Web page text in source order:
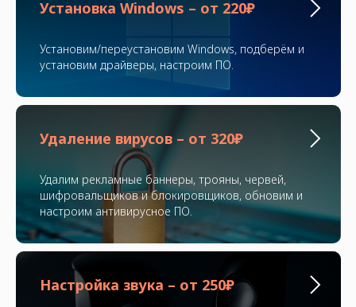
Установка Windows – от 220₽
Установим/переустановим Windows, подберём и
установим драйверы, настроим ПО.
Удаление вирусов – от 320₽
Удалим рекламные баннеры, трояны, червей,
шифровальщиков и блокировщиков, обновим и
настроим антивирусное ПО.
Настройка звука – от 250₽